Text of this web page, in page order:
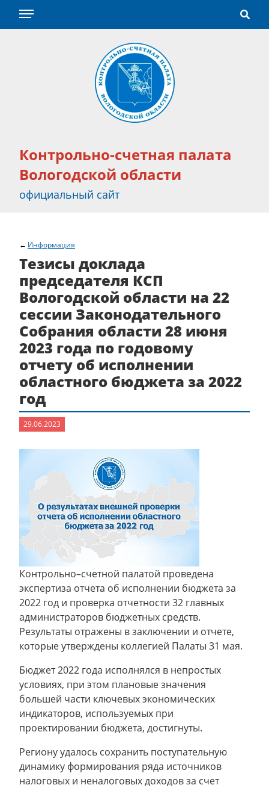
Контрольно-счетная палата
Вологодской области
официальный сайт
Информация
Тезисы доклада
председателя КСП
Вологодской области на 22
сессии Законодательного
Собрания области 28 июня
2023 года по годовому
отчету об исполнении
областного бюджета за 2022
год
29.06.2023
Контрольно–счетной палатой проведена
экспертиза отчета об исполнении бюджета за
2022 год и проверка отчетности 32 главных
администраторов бюджетных средств.
Результаты отражены в заключении и отчете,
которые утверждены коллегией Палаты 31 мая.
Бюджет 2022 года исполнялся в непростых
условиях, при этом плановые значения
большей части ключевых экономических
индикаторов, используемых при
проектировании бюджета, достигнуты.
Региону удалось сохранить поступательную
динамику формирования ряда источников
налоговых и неналоговых доходов за счет